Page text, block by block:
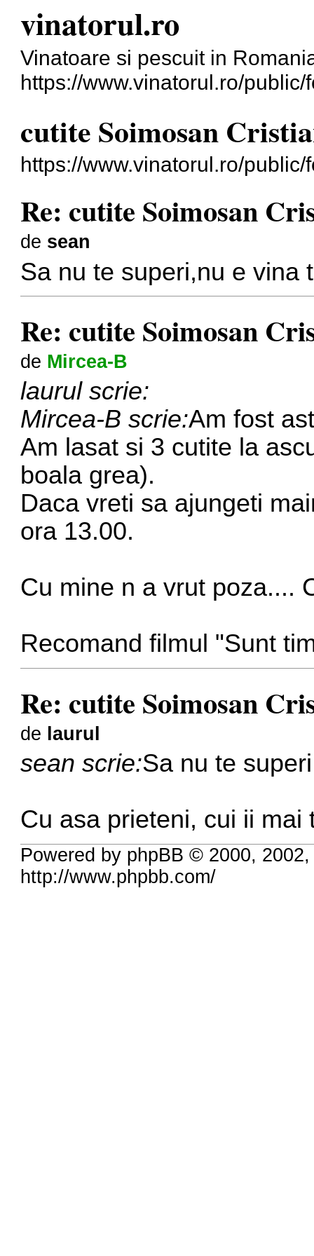
vinatorul.ro
Vinatoare si pescuit in
https://www.vinatorul.ro/public/
cutite Soimosan
https://www.vinatorul.ro/
Re: cutite Soimosan
de sean
Sa nu te superi,nu e vina
Re: cutite Soimosan
de Mircea-B
laurul scrie:
Mircea-B scrie:Am fost
Am lasat si 3 cutite la
boala grea).
Daca vreti sa ajungeti
ora 13.00.
Cu mine n a vrut poza....
Recomand filmul "Sunt
Re: cutite Soimosan
de laurul
sean scrie:Sa nu te
Cu asa prieteni, cui ii mai
Powered by phpBB © 2000,
http://www.phpbb.com/